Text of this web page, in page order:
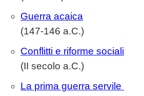
Guerra acaica
(147-146 a.C.)
Conflitti e riforme sociali
(II secolo a.C.)
La prima guerra servile